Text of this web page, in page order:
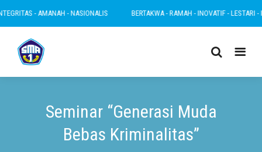
- AMANAH - NASIONALIS BERTAKWA - RAMAH - INOVATIF - LESTARI -
Seminar “Generasi Muda
Bebas Kriminalitas”